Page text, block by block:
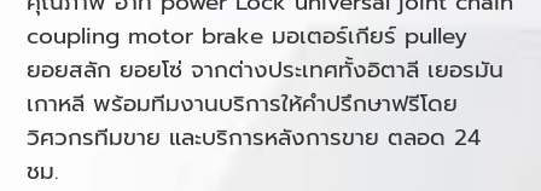
coupling motor brake มอเตอร์เกียร์ pulley
ยอยสลัก ยอยโซ่ จากต่างประเทศทั้งอิตาลี เยอรมัน
เกาหลี พร้อมทีมงานบริการให้คำปรึกษาฟรีโดย
วิศวกรทีมขาย และบริการหลังการขาย ตลอด 24
ชม.